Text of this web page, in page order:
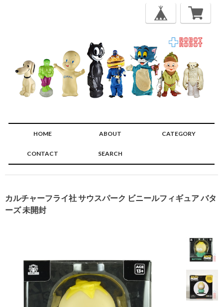
HOME ABOUT CATEGORY
CONTACT SEARCH
カルチャーフライ社 サウスパーク ビニールフィギュア バタ
ーズ 未開封